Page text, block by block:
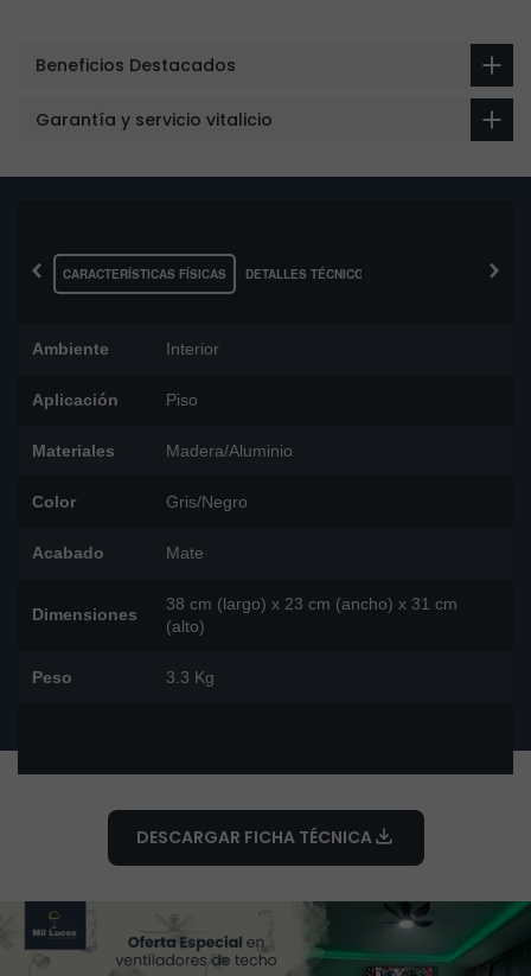
Beneficios Destacados
Garantía y servicio vitalicio
‹ CARACTERÍSTICAS FÍSICAS DETALLES TÉCNICOS ›
Ambiente Interior
Aplicación Piso
Materiales Madera/Aluminio
Color Gris/Negro
Acabado Mate
Dimensiones
38 cm (largo) x 23 cm (ancho) x 31 cm
(alto)
Peso 3.3 Kg
DESCARGAR FICHA TÉCNICA